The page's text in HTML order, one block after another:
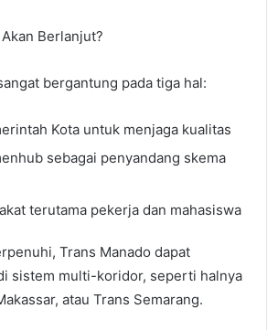
Berlanjut?
bergantung pada tiga hal:
Kota untuk menjaga kualitas
sebagai penyandang skema
terutama pekerja dan mahasiswa
Trans Manado dapat
sistem multi-koridor, seperti halnya
atau Trans Semarang.